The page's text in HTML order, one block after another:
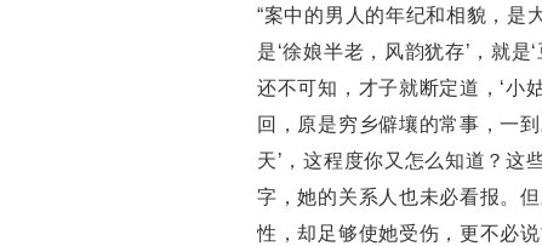
“案中的男人的年纪和相貌，是
是‘徐娘半老，风韵犹存’，就
还不可知，才子就断定道，‘小
回，原是穷乡僻壤的常事，一
天’，这程度你又怎么知道？这
字，她的关系人也未必看报。
性，却足够使她受伤，更不必